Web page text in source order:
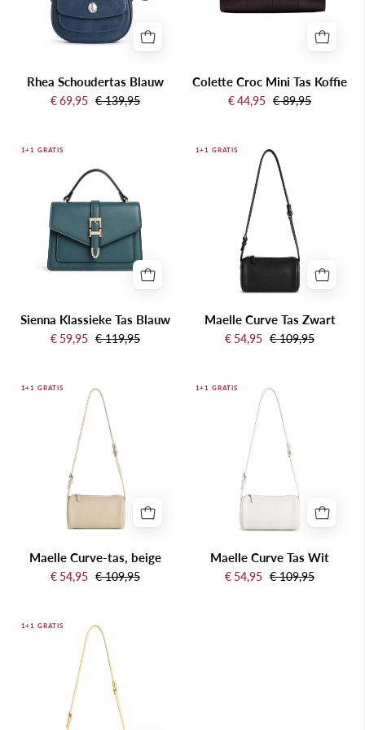
Rhea Schoudertas Blauw
€ 69,95 € 139,95
een
Colette Croc Mini Tas Koffie
€ 44,95 € 89,95
Klassieke
Blauw
1+1 GRATIS
Sienna Klassieke Tas Blauw
€ 59,95 € 119,95
Maelle
Curve
Tas
Zwart
1+1 GRATIS
Maelle Curve Tas Zwart
€ 54,95 € 109,95
Maelle
Curve-
tas,
beige
1+1 GRATIS
Maelle Curve-tas, beige
€ 54,95 € 109,95
Maelle
Curve
Tas
Wit
1+1 GRATIS
Maelle Curve Tas Wit
€ 54,95 € 109,95
Maelle
Curve
Tas
Geel
1+1 GRATIS